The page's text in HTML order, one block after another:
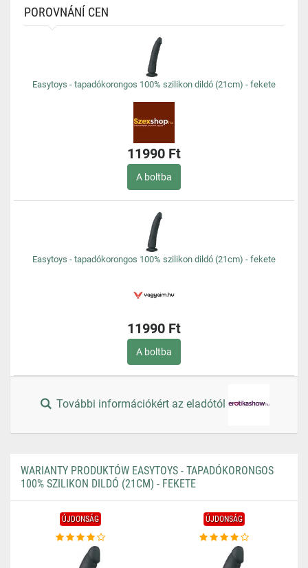
POROVNÁNÍ CEN
Easytoys - tapadókorongos 100% szilikon dildó (21cm) - fekete
11990 Ft
A boltba
Easytoys - tapadókorongos 100% szilikon dildó (21cm) - fekete
11990 Ft
A boltba
További információkért az eladótól
WARIANTY PRODUKTÓW EASYTOYS - TAPADÓKORONGOS
100% SZILIKON DILDÓ (21CM) - FEKETE
ÚJDONSÁG ÚJDONSÁG